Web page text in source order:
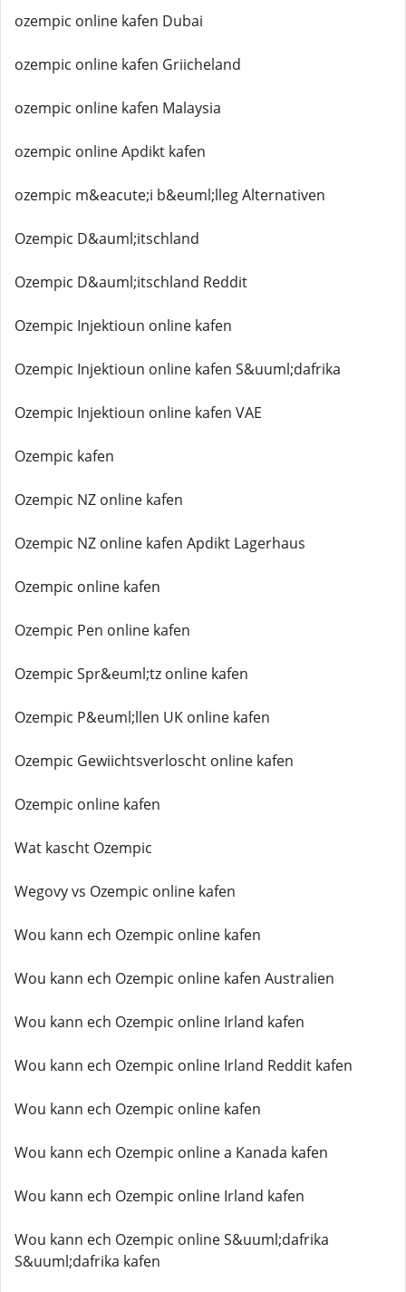
ozempic online kafen Dubai
ozempic online kafen Griicheland
ozempic online kafen Malaysia
ozempic online Apdikt kafen
ozempic m&eacute;i b&euml;lleg Alternativen
Ozempic D&auml;itschland
Ozempic D&auml;itschland Reddit
Ozempic Injektioun online kafen
Ozempic Injektioun online kafen S&uuml;dafrika
Ozempic Injektioun online kafen VAE
Ozempic kafen
Ozempic NZ online kafen
Ozempic NZ online kafen Apdikt Lagerhaus
Ozempic online kafen
Ozempic Pen online kafen
Ozempic Spr&euml;tz online kafen
Ozempic P&euml;llen UK online kafen
Ozempic Gewiichtsverloscht online kafen
Ozempic online kafen
Wat kascht Ozempic
Wegovy vs Ozempic online kafen
Wou kann ech Ozempic online kafen
Wou kann ech Ozempic online kafen Australien
Wou kann ech Ozempic online Irland kafen
Wou kann ech Ozempic online Irland Reddit kafen
Wou kann ech Ozempic online kafen
Wou kann ech Ozempic online a Kanada kafen
Wou kann ech Ozempic online Irland kafen
Wou kann ech Ozempic online S&uuml;dafrika
S&uuml;dafrika kafen